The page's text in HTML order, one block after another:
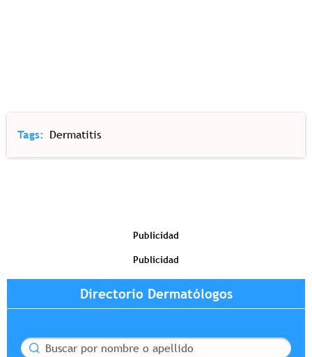
Tags Dermatitis
Publicidad
Publicidad
Directorio Dermatólogos
Buscar